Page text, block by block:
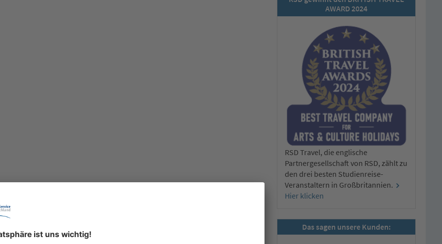
AWARD 2024
RSD Travel, die englische
Partnergesellschaft von RSD, zählt zu
den drei besten Studienreise-
Veranstaltern in Großbritannien.
Hier klicken
Das sagen unsere Kunden: